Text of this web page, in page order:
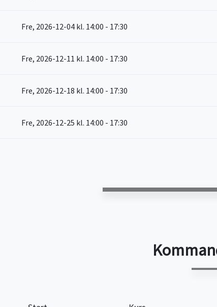
Fre, 2026-12-04 kl. 14:00 - 17:30
Fre, 2026-12-11 kl. 14:00 - 17:30
Fre, 2026-12-18 kl. 14:00 - 17:30
Fre, 2026-12-25 kl. 14:00 - 17:30